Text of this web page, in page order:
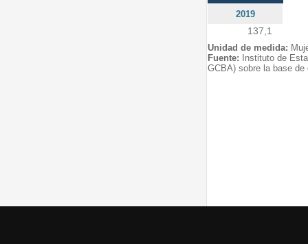
2019
137,1
Unidad de medida:
Fuente: Instituto de
GCBA) sobre la base